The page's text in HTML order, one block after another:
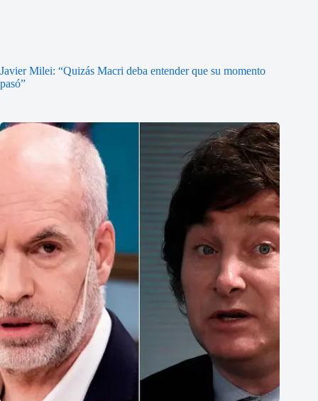
Javier Milei: “Quizás Macri deba entender que su momento
pasó”